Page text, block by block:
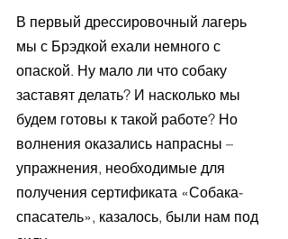
В первый дрессировочный лагерь
мы с Брэдкой ехали немного с
опаской. Ну мало ли что собаку
заставят делать? И насколько мы
будем готовы к такой работе? Но
волнения оказались напрасны –
упражнения, необходимые для
получения сертификата «Собака-
спасатель», казалось, были нам под